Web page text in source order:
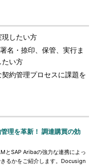
現したい方
名・捺印、保管、実行ま
たい方
約管理プロセスに課題を
理を革新！ 調達購買の効
とSAP Aribaの強力な連携によっ
るかをご紹介します。Docusign